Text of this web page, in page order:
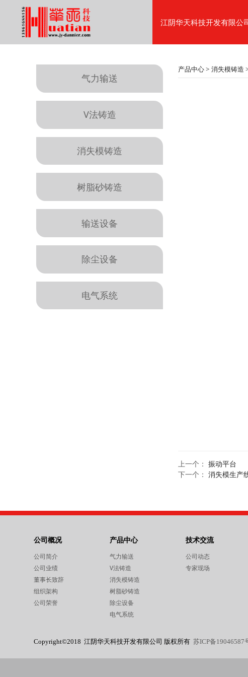
江阴华天科技开发有限公
气力输送
V法铸造
消失模铸造
树脂砂铸造
输送设备
除尘设备
电气系统
消失模
产品中心> 消失模铸造
上一个： 振动平台
下一个： 消失模生产
公司概况
公司简介
公司业绩
董事长致辞
组织架构
公司荣誉
产品中心
气力输送
V法铸造
消失模铸造
树脂砂铸造
除尘设备
电气系统
技术交流
公司动态
专家现场
Copyright©2018 江阴华天科技开发有限公司 版权所有苏ICP备19046587